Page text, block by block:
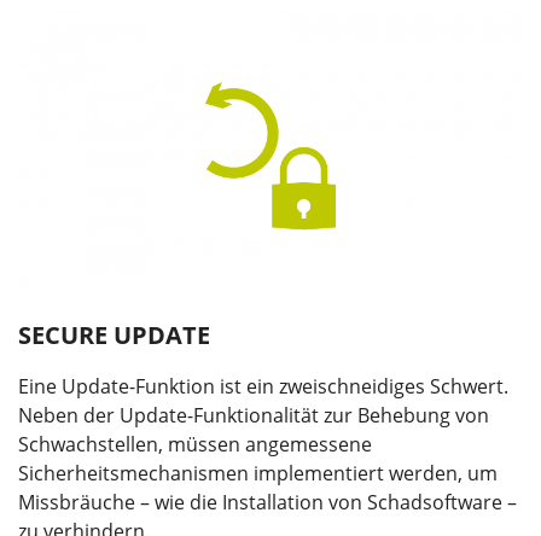
SECURE UPDATE
Eine Update-Funktion ist ein zweischneidiges Schwert.
Neben der Update-Funktionalität zur Behebung von
Schwachstellen, müssen angemessene
Sicherheitsmechanismen implementiert werden, um
Missbräuche – wie die Installation von Schadsoftware –